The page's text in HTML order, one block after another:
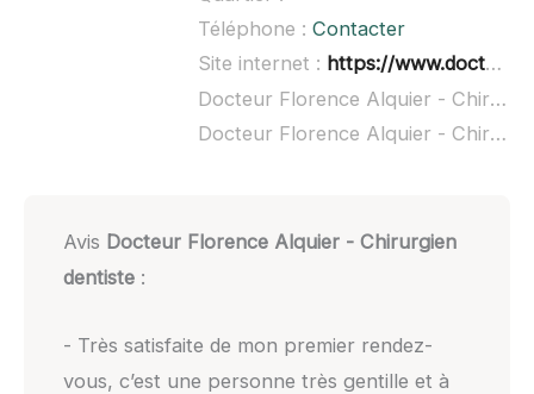
Téléphone : Contacter
Site internet : https://www.doctolib.fr/dentiste/plaisance-du-touch/florence-alquier
Docteur Florence Alquier - Chirurgien dentiste à domicile :
Docteur Florence Alquier - Chirurgien dentiste ouvert dimanche :
Avis Docteur Florence Alquier - Chirurgien
dentiste:
- Très satisfaite de mon premier rendez-
vous, c’est une personne très gentille et à